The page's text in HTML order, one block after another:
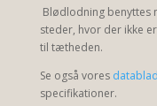
Blødlodning benyttes
steder, hvor der ikke
til tætheden.
Se også vores
specifikationer.